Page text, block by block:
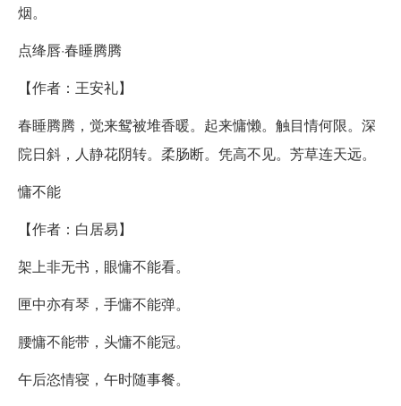
烟。
点绛唇·春睡腾腾
【作者：王安礼】
春睡腾腾，觉来鸳被堆香暖。起来慵懒。触目情何限。深
院日斜，人静花阴转。柔肠断。凭高不见。芳草连天远。
慵不能
【作者：白居易】
架上非无书，眼慵不能看。
匣中亦有琴，手慵不能弹。
腰慵不能带，头慵不能冠。
午后恣情寝，午时随事餐。